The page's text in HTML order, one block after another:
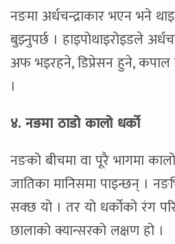
नङमा अर्धचन्द्राकार भएन भने
बुझ्नुपर्छ । हाइपोथाइरोइडले
अफ भइरहने, डिप्रेसन हुने, कपाल
।
४. नङमा ठाडो कालो धर्को
नङको बीचमा वा पूरै भागमा
जातिका मानिसमा पाइन्छन् ।
सक्छ यो । तर यो धर्कोको रंग
छालाको क्यान्सरको लक्षण हो ।